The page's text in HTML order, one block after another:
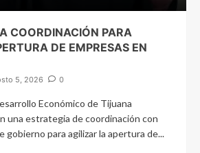
COORDINACIÓN PARA
DE EMPRESAS EN
5, 2026 0
Económico de Tijuana
una estrategia de coordinación con
gobierno para agilizar la apertura de...